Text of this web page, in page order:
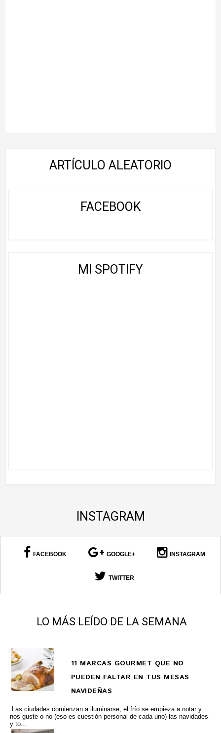
ARTÍCULO ALEATORIO
FACEBOOK
MI SPOTIFY
INSTAGRAM
FACEBOOK GOOGLE+ INSTAGRAM
TWITTER
LO MÁS LEÍDO DE LA SEMANA
11 MARCAS GOURMET QUE NO
PUEDEN FALTAR EN TUS MESAS
NAVIDEÑAS
Las ciudades comienzan a iluminarse, el frío se empieza a notar y
nos guste o no (eso es cuestión personal de cada uno) las navidades -
y to...